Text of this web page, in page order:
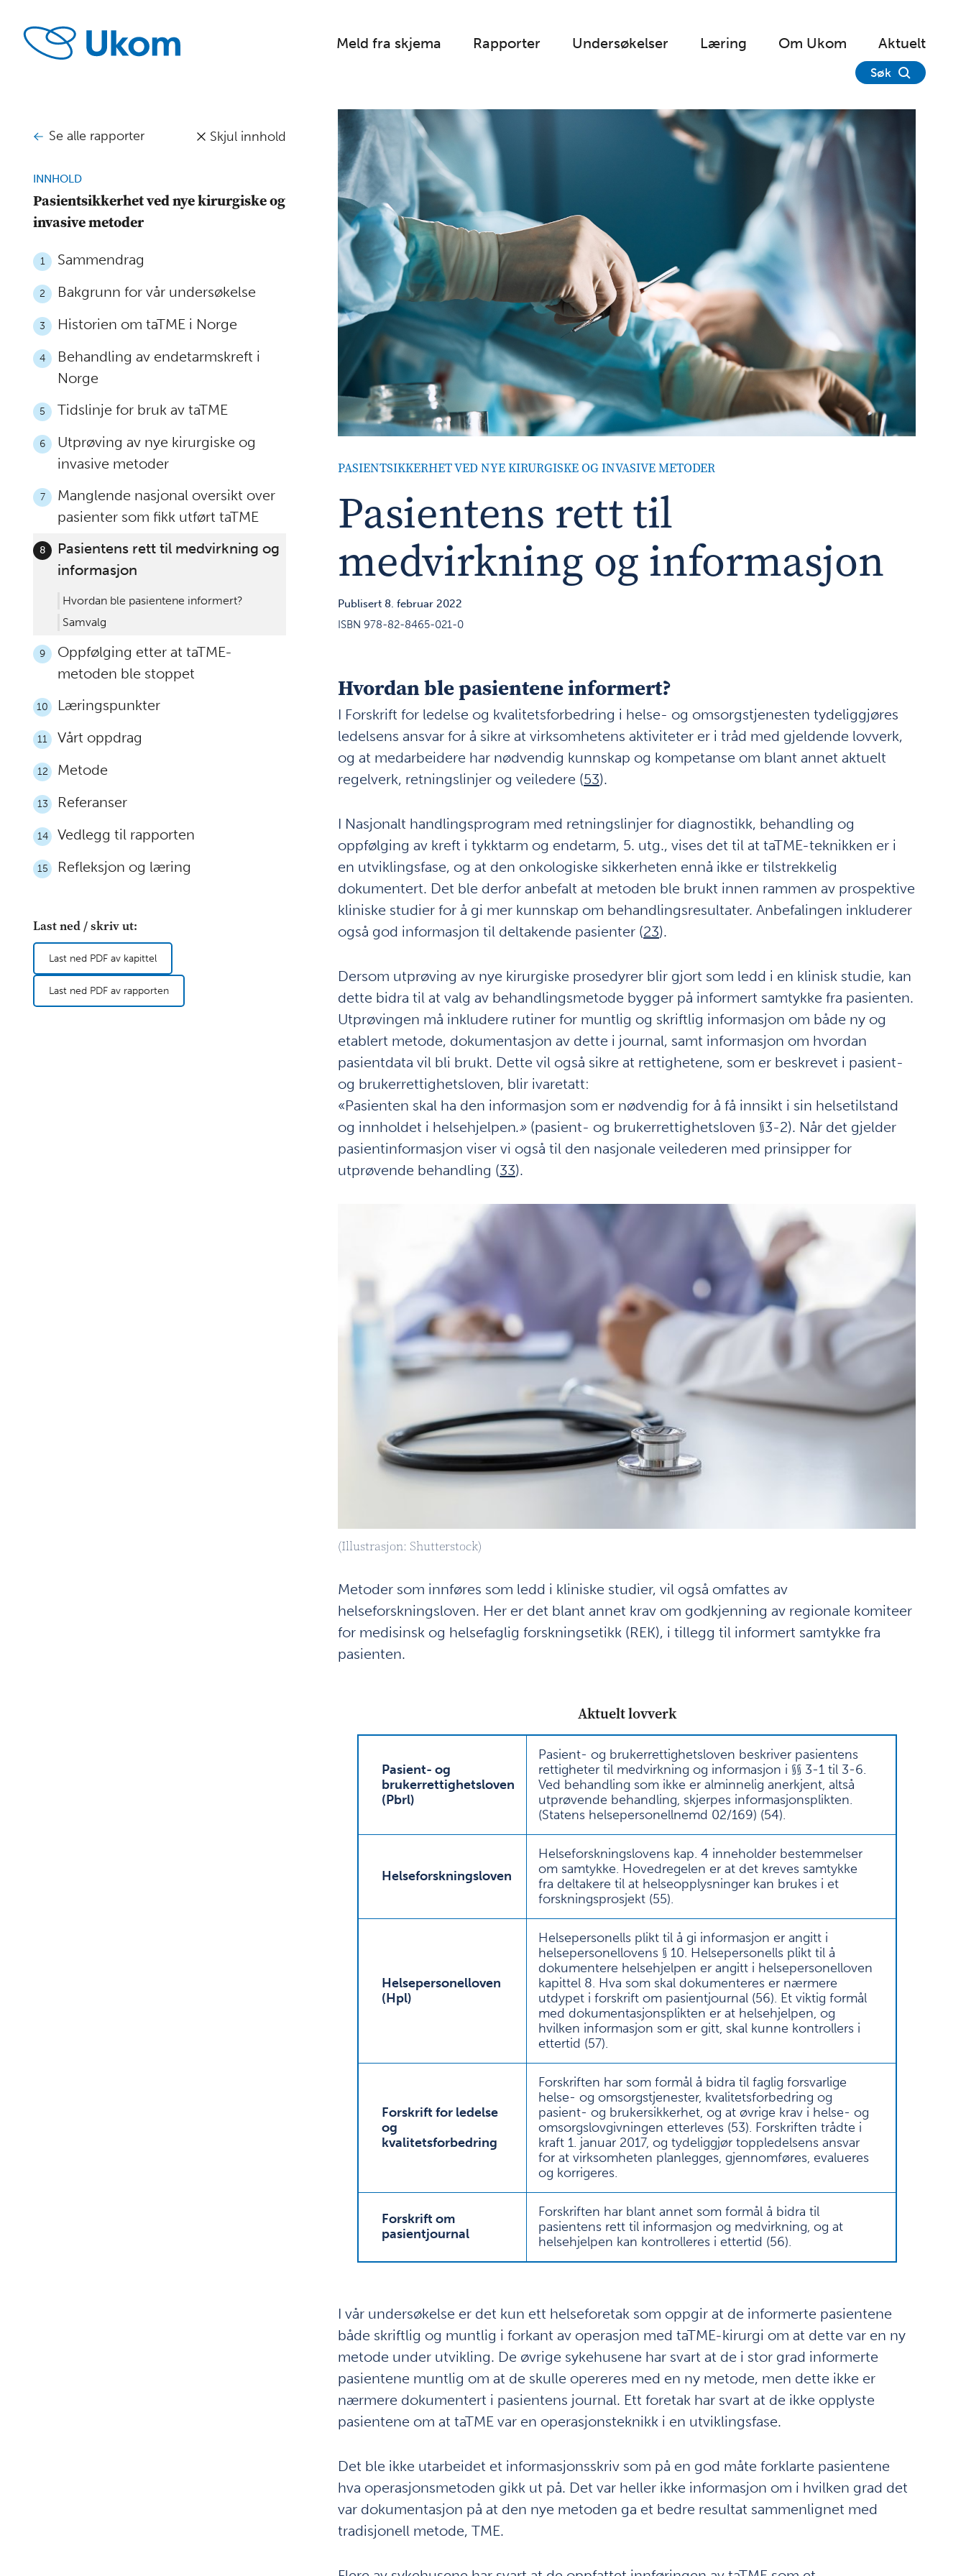
Meld fra skjema Rapporter Undersøkelser Læring Om Ukom Aktuelt
Søk
Se alle rapporter Skjul innhold
INNHOLD
Pasientsikkerhet ved nye kirurgiske og
invasive metoder
1 Sammendrag
2 Bakgrunn for vår undersøkelse
3 Historien om taTME i Norge
4
Behandling av endetarmskreft i
Norge
5 Tidslinje for bruk av taTME
6
Utprøving av nye kirurgiske og
invasive metoder
7
Manglende nasjonal oversikt over
pasienter som fikk utført taTME
8
Pasientens rett til medvirkning og
informasjon
Hvordan ble pasientene informert?
Samvalg
9
Oppfølging etter at taTME-
metoden ble stoppet
10 Læringspunkter
11 Vårt oppdrag
12 Metode
13 Referanser
14 Vedlegg til rapporten
15 Refleksjon og læring
Last ned / skriv ut:
Last ned PDF av kapittel
Last ned PDF av rapporten
PASIENTSIKKERHET VED NYE KIRURGISKE OG INVASIVE METODER
Pasientens rett til
medvirkning og informasjon
Publisert 8. februar 2022
ISBN 978-82-8465-021-0
Hvordan ble pasientene informert?
I Forskrift for ledelse og kvalitetsforbedring i helse- og omsorgstjenesten tydeliggjøres
ledelsens ansvar for å sikre at virksomhetens aktiviteter er i tråd med gjeldende lovverk,
og at medarbeidere har nødvendig kunnskap og kompetanse om blant annet aktuelt
regelverk, retningslinjer og veiledere (53).
I Nasjonalt handlingsprogram med retningslinjer for diagnostikk, behandling og
oppfølging av kreft i tykktarm og endetarm, 5. utg., vises det til at taTME-teknikken er i
en utviklingsfase, og at den onkologiske sikkerheten ennå ikke er tilstrekkelig
dokumentert. Det ble derfor anbefalt at metoden ble brukt innen rammen av prospektive
kliniske studier for å gi mer kunnskap om behandlingsresultater. Anbefalingen inkluderer
også god informasjon til deltakende pasienter (23).
Dersom utprøving av nye kirurgiske prosedyrer blir gjort som ledd i en klinisk studie, kan
dette bidra til at valg av behandlingsmetode bygger på informert samtykke fra pasienten.
Utprøvingen må inkludere rutiner for muntlig og skriftlig informasjon om både ny og
etablert metode, dokumentasjon av dette i journal, samt informasjon om hvordan
pasientdata vil bli brukt. Dette vil også sikre at rettighetene, som er beskrevet i pasient-
og brukerrettighetsloven, blir ivaretatt:
«Pasienten skal ha den informasjon som er nødvendig for å få innsikt i sin helsetilstand
og innholdet i helsehjelpen.» (pasient- og brukerrettighetsloven §3-2). Når det gjelder
pasientinformasjon viser vi også til den nasjonale veilederen med prinsipper for
utprøvende behandling (33).
(Illustrasjon: Shutterstock)
Metoder som innføres som ledd i kliniske studier, vil også omfattes av
helseforskningsloven. Her er det blant annet krav om godkjenning av regionale komiteer
for medisinsk og helsefaglig forskningsetikk (REK), i tillegg til informert samtykke fra
pasienten.
Aktuelt lovverk
Pasient- og
brukerrettighetsloven
(Pbrl)
Pasient- og brukerrettighetsloven beskriver pasientens
rettigheter til medvirkning og informasjon i §§ 3-1 til 3-6.
Ved behandling som ikke er alminnelig anerkjent, altså
utprøvende behandling, skjerpes informasjonsplikten.
(Statens helsepersonellnemd 02/169) (54).
Helseforskningsloven
Helseforskningslovens kap. 4 inneholder bestemmelser
om samtykke. Hovedregelen er at det kreves samtykke
fra deltakere til at helseopplysninger kan brukes i et
forskningsprosjekt (55).
Helsepersonelloven
(Hpl)
Helsepersonells plikt til å gi informasjon er angitt i
helsepersonellovens § 10. Helsepersonells plikt til å
dokumentere helsehjelpen er angitt i helsepersonelloven
kapittel 8. Hva som skal dokumenteres er nærmere
utdypet i forskrift om pasientjournal (56). Et viktig formål
med dokumentasjonsplikten er at helsehjelpen, og
hvilken informasjon som er gitt, skal kunne kontrollers i
ettertid (57).
Forskrift for ledelse
og
kvalitetsforbedring
Forskriften har som formål å bidra til faglig forsvarlige
helse- og omsorgstjenester, kvalitetsforbedring og
pasient- og brukersikkerhet, og at øvrige krav i helse- og
omsorgslovgivningen etterleves (53). Forskriften trådte i
kraft 1. januar 2017, og tydeliggjør toppledelsens ansvar
for at virksomheten planlegges, gjennomføres, evalueres
og korrigeres.
Forskrift om
pasientjournal
Forskriften har blant annet som formål å bidra til
pasientens rett til informasjon og medvirkning, og at
helsehjelpen kan kontrolleres i ettertid (56).
I vår undersøkelse er det kun ett helseforetak som oppgir at de informerte pasientene
både skriftlig og muntlig i forkant av operasjon med taTME-kirurgi om at dette var en ny
metode under utvikling. De øvrige sykehusene har svart at de i stor grad informerte
pasientene muntlig om at de skulle opereres med en ny metode, men dette ikke er
nærmere dokumentert i pasientens journal. Ett foretak har svart at de ikke opplyste
pasientene om at taTME var en operasjonsteknikk i en utviklingsfase.
Det ble ikke utarbeidet et informasjonsskriv som på en god måte forklarte pasientene
hva operasjonsmetoden gikk ut på. Det var heller ikke informasjon om i hvilken grad det
var dokumentasjon på at den nye metoden ga et bedre resultat sammenlignet med
tradisjonell metode, TME.